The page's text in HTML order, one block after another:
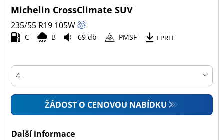
Michelin CrossClimate SUV
235/55 R19 105W
C B 69 db PMSF EPREL
ŽÁDOST O CENOVOU NABÍDKU
Další informace